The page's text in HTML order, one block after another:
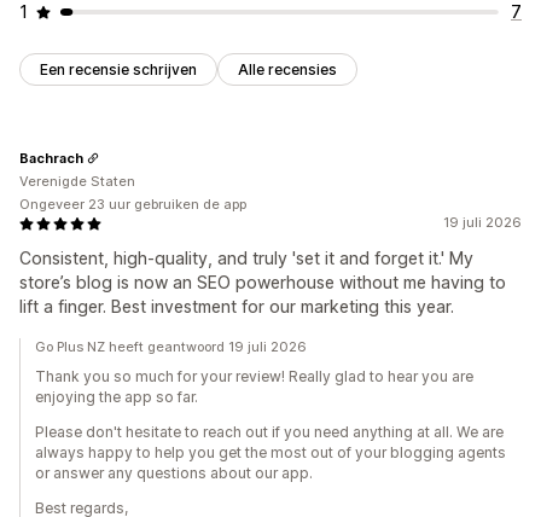
1
7
Een recensie schrijven Alle recensies
19 juli 2026
Consistent, high-quality, and truly 'set it and forget it.' My
store’s blog is now an SEO powerhouse without me having to
lift a finger. Best investment for our marketing this year.
Bachrach
Verenigde Staten
Ongeveer 23 uur gebruiken de app
Go Plus NZ heeft geantwoord 19 juli 2026
Thank you so much for your review! Really glad to hear you are
enjoying the app so far.
Please don't hesitate to reach out if you need anything at all. We are
always happy to help you get the most out of your blogging agents
or answer any questions about our app.
Best regards,